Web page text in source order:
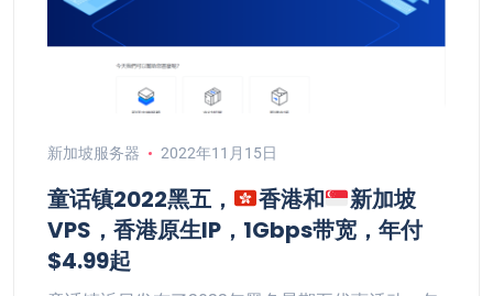
新加坡服务器 2022年11月15日
童话镇2022黑五， 香港和
新加坡
VPS，香港原生IP，1Gbps带宽，年付
$4.99起